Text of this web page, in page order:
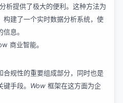
析提供了极大的便利。这种方法为
构建了一个实时数据分析系统，使
息。
商业智能。
合规性的重要组成部分，同时也是
手段。 Wow 框架在这方面为企